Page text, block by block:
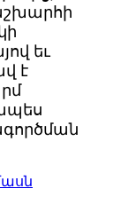
եւ
է